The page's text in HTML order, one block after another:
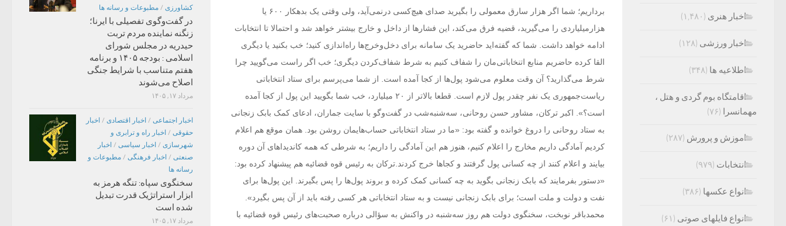
برداریم؛ شما اگر هزار سارق معمولی را بگیرید صدای هیچ‌کسی درنمی‌آید، ولی وقتی یک بدهکار ۶۰۰ یا
هزارمیلیاردی را می‌گیرید، قضیه فرق می‌کند، این فشارها از داخل و خارج بیشتر خواهد شد و احتمالا تا انتخابات
ادامه خواهد داشت. شما که گفته‌اید حاضرید یک سامانه برای دخل‌وخرج‌ها راه‌اندازی کنید؛ خب بکنید یا دیگری
القا کرده حاضریم منابع اتنخاباتی‌مان را شفاف کنیم به شرط شفاف‌کردن دیگری؛ خب اگر راست می‌گویید چرا
شرط می‌گذارید؟ آن وقت معلوم می‌شود پول‌ها از کجا آمده است. از شما می‌پرسم برای ستاد انتخاباتی
ریاست‌جمهوری یک نفر چقدر پول لازم است. قطعا بالاتر از ۲۰ میلیارد، خب شما بگویید این پول از کجا آمده
است؟». اکبر ترکان، مشاور حسن روحانی، سه‌شنبه‌شب در گفت‌وگو با سایت جماران، ادعای کمک بابک زنجانی
به ستاد روحانی را دروغ خوانده و گفته بود: «ما در ستاد انتخاباتی حساب‌هایمان روشن بود. همان موقع هم اعلام
کردیم آمادگی داریم مخارج را اعلام کنیم، هنوز هم این آمادگی را داریم؛ به شرطی که همه کاندیداهای آن دوره
بیایند و اعلام کنند از چه کسانی پول گرفتند و کجاها خرج کردند.ترکان به رئیس قوه قضائیه هم پیشنهاد کرده بود:
«دستور بفرمایند که بابک زنجانی بگوید به چه کسانی کمک کرده و بروند پول‌ها را پس بگیرند. این پول‌ها برای
نفت و دولت و ملت است؛ برای بابک زنجانی نیست و به ستاد انتخاباتی هر کسی رفته باید از آن پس بگیرد».
محمدباقر نوبخت، سخنگوی دولت هم روز سه‌شنبه در واکنش به سؤالی درباره صحبت‌های رئیس قوه قضائیه با
کشاورزی / مطبوعات و رسانه ها
در گفت‌وگوی تفصیلی با ایرنا؛
زنگنه نماینده مردم تربت
حیدریه در مجلس شورای
اسلامی : بودجه ۱۴۰۵ و برنامه
هفتم متناسب با شرایط جنگی
اصلاح می‌شوند
مرداد ۱۷, ۱۴۰۵
اخبار اجتماعی / اخبار اقتصادی / اخبار
حقوقی / اخبار راه و ترابری و
شهرسازی / اخبار سیاسی / اخبار
صنعتی / اخبار فرهنگی / مطبوعات و
رسانه ها
سخنگوی سپاه: تنگه هرمز به
ابزار استراتژیک قدرت تبدیل
شده است
مرداد ۱۷, ۱۴۰۵
اخبار هنری (۱,۴۸۰)
اخبار ورزشی (۱۲۸)
اطلاعیه ها (۳۴۸)
اقامتگاه بوم گردی و هتل ،
مهمانسرا (۷۶)
اموزش و پرورش (۲۸۷)
انتخابات (۹۷۹)
انواع عکسها (۳۸۶)
انواع فایلهای صوتی (۶۱)